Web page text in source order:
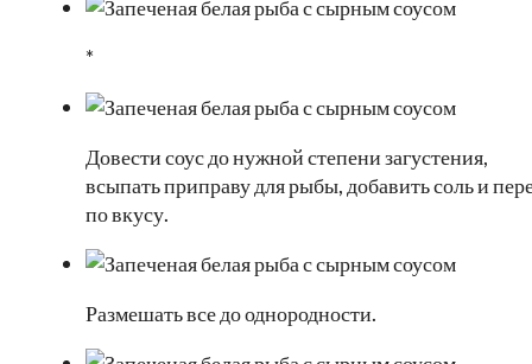
*
Довести соус до нужной степени загустения,
всыпать приправу для рыбы, добавить соль и
по вкусу.
Размешать все до однородности.